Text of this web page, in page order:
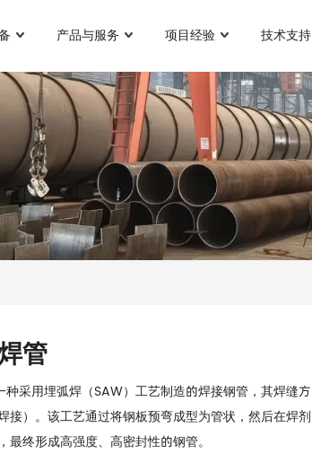
产品与服务 项目经验 技术支持
管
采用埋弧焊（SAW）工艺制造的焊接钢管，其焊缝方
接）。该工艺通过将钢板预弯成型为管状，然后在焊剂
终形成高强度、高密封性的钢管。